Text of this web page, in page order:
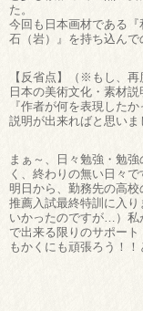
た。
今回も日本画材である
石（岩）』を持ち込んで
【反省点】（※もし、
日本の美術文化・素材説
『作者が何を表現した
説明が出来ればと思いま
まぁ～、日々勉強・勉
く、終わりの無い日々で
明日から、勤務先の高
推薦入試最終特訓に入
いかったのですが…）私
で出来る限りのサポー
もかくにも頑張ろう！！